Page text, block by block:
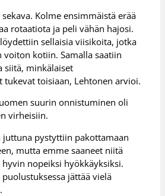
Kolme ensimmäistä erää
rotaatiota ja peli vähän hajosi.
sellaisia viisikoita, jotka
voiton kotiin. Samalla saatiin
siitä, minkälaiset
tukevat toisiaan, Lehtonen arvioi.
suurin onnistuminen oli
virheisiin.
juttuna pystyttiin pakottamaan
mutta emme saaneet niitä
nopeiksi hyökkäyksiksi.
jättää vielä